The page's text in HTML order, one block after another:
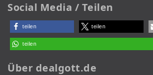
Social Media / Teilen
teilen teilen
teilen
Über dealgott.de